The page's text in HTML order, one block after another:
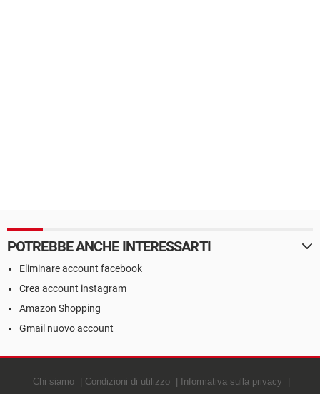
POTREBBE ANCHE INTERESSARTI
Eliminare account facebook
Crea account instagram
Amazon Shopping
Gmail nuovo account
Chi siamo Condizioni di utilizzo Informativa sulla privacy